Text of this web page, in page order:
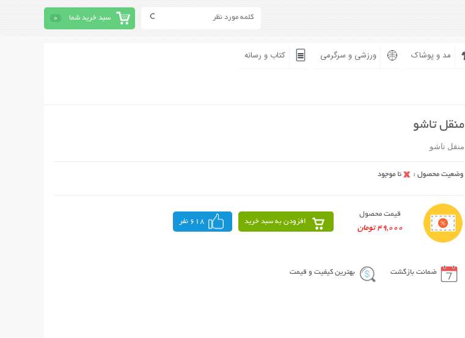
سبد خرید شما 0
مد و پوشاک ورزشی و سرگرمی کتاب و رسانه
منقل تاشو
منقل تاشو
قیمت محصول
49,000 تومان
افزودن به سبد خرید 618 نفر
ضمانت بازگشت بهترین کیفیت و قیمت